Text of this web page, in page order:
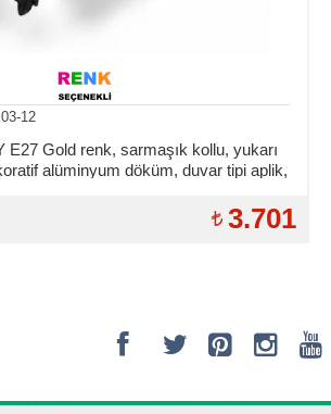
12
E27 Gold renk, sarmaşık kollu, yukarı
alüminyum döküm, duvar tipi aplik,
3.701